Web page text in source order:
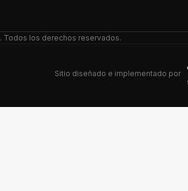
. Todos los derechos reservados.
Sitio diseñado e implementado por